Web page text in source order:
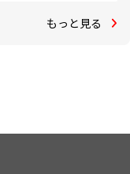
もっと見る